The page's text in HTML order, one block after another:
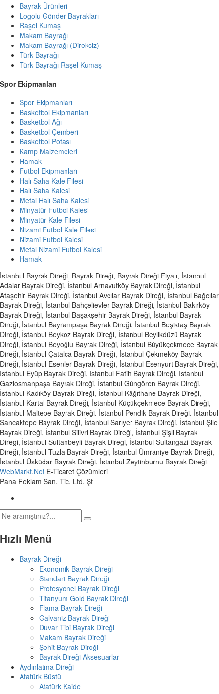
Bayrak Ürünleri
Logolu Gönder Bayrakları
Raşel Kumaş
Makam Bayrağı
Makam Bayrağı (Direksiz)
Türk Bayrağı
Türk Bayrağı Raşel Kumaş
Spor Ekipmanları
Spor Ekipmanları
Basketbol Ekipmanları
Basketbol Ağı
Basketbol Çemberi
Basketbol Potası
Kamp Malzemeleri
Hamak
Futbol Ekipmanları
Halı Saha Kale Filesi
Halı Saha Kalesi
Metal Halı Saha Kalesi
Minyatür Futbol Kalesi
Minyatür Kale Filesi
Nizami Futbol Kale Filesi
Nizami Futbol Kalesi
Metal Nizami Futbol Kalesi
Hamak
İstanbul Bayrak Direği, Bayrak Direği, Bayrak Direği Fiyatı, İstanbul
Adalar Bayrak Direği, İstanbul Arnavutköy Bayrak Direği, İstanbul
Ataşehir Bayrak Direği, İstanbul Avcılar Bayrak Direği, İstanbul Bağcılar
Bayrak Direği, İstanbul Bahçelievler Bayrak Direği, İstanbul Bakırköy
Bayrak Direği, İstanbul Başakşehir Bayrak Direği, İstanbul Bayrak
Direği, İstanbul Bayrampaşa Bayrak Direği, İstanbul Beşiktaş Bayrak
Direği, İstanbul Beykoz Bayrak Direği, İstanbul Beylikdüzü Bayrak
Direği, İstanbul Beyoğlu Bayrak Direği, İstanbul Büyükçekmece Bayrak
Direği, İstanbul Çatalca Bayrak Direği, İstanbul Çekmeköy Bayrak
Direği, İstanbul Esenler Bayrak Direği, İstanbul Esenyurt Bayrak Direği,
İstanbul Eyüp Bayrak Direği, İstanbul Fatih Bayrak Direği, İstanbul
Gaziosmanpaşa Bayrak Direği, İstanbul Güngören Bayrak Direği,
İstanbul Kadıköy Bayrak Direği, İstanbul Kâğıthane Bayrak Direği,
İstanbul Kartal Bayrak Direği, İstanbul Küçükçekmece Bayrak Direği,
İstanbul Maltepe Bayrak Direği, İstanbul Pendik Bayrak Direği, İstanbul
Sancaktepe Bayrak Direği, İstanbul Sarıyer Bayrak Direği, İstanbul Şile
Bayrak Direği, İstanbul Silivri Bayrak Direği, İstanbul Şişli Bayrak
Direği, İstanbul Sultanbeyli Bayrak Direği, İstanbul Sultangazi Bayrak
Direği, İstanbul Tuzla Bayrak Direği, İstanbul Ümraniye Bayrak Direği,
İstanbul Üsküdar Bayrak Direği, İstanbul Zeytinburnu Bayrak Direği
WebMarkt.Net E-Ticaret Çözümleri
Pana Reklam San. Tic. Ltd. Şt
Hızlı Menü
Bayrak Direği
Ekonomik Bayrak Direği
Standart Bayrak Direği
Profesyonel Bayrak Direği
Titanyum Gold Bayrak Direği
Flama Bayrak Direği
Galvaniz Bayrak Direği
Duvar Tipi Bayrak Direği
Makam Bayrak Direği
Şehit Bayrak Direği
Bayrak Direği Aksesuarlar
Aydınlatma Direği
Atatürk Büstü
Atatürk Kaide